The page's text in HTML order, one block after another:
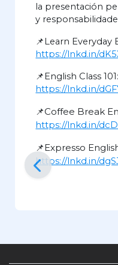
la presentación
y
📌Learn Everyday
https://lnkd.in/
📌English Class 101:
https://lnkd.in/
📌Coffee Break
https://lnkd.in/
📌Expresso
https://lnkd.in/